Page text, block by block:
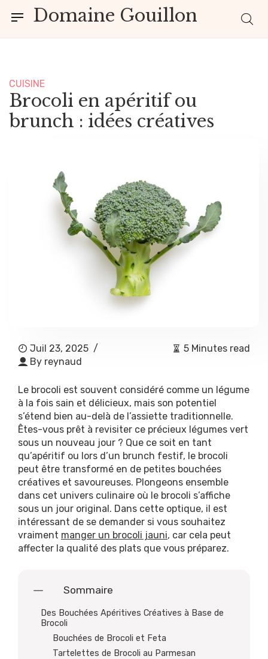
Domaine Gouillon
CUISINE
Brocoli en apéritif ou
brunch : idées créatives
Juil 23, 2025 /
By reynaud
5 Minutes read
Le brocoli est souvent considéré comme un légume
à la fois sain et délicieux, mais son potentiel
s’étend bien au-delà de l’assiette traditionnelle.
Êtes-vous prêt à revisiter ce précieux légumes vert
sous un nouveau jour ? Que ce soit en tant
qu’apéritif ou lors d’un brunch festif, le brocoli
peut être transformé en de petites bouchées
créatives et savoureuses. Plongeons ensemble
dans cet univers culinaire où le brocoli s’affiche
sous un jour original. Dans cette optique, il est
intéressant de se demander si vous souhaitez
vraiment manger un brocoli jauni, car cela peut
affecter la qualité des plats que vous préparez.
Sommaire
Des Bouchées Apéritives Créatives à Base de
Brocoli
Bouchées de Brocoli et Feta
Tartelettes de Brocoli au Parmesan